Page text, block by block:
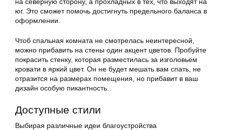
юг. Это сможет помочь достигнуть предельного баланса в
оформлении.
Чтоб спальная комната не смотрелась неинтересной,
можно прибавить на стены один акцент цветов. Пробуйте
покрасить стенку, которая разместилась за изголовьем
кровати в яркий цвет. Он не будет мешать вам спать, не
отразится на размерах помещения, но прибавит в ваш
дизайн особую пикантность.
Доступные стили
Выбирая различные идеи благоустройства